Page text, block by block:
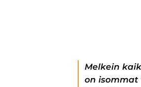
Melkein
on